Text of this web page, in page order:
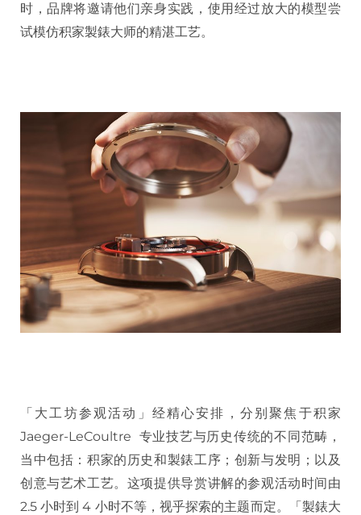
时，品牌将邀请他们亲身实践，使用经过放大的模型尝
试模仿积家製錶大师的精湛工艺。
「大工坊参观活动」经精心安排，分别聚焦于积家
Jaeger-LeCoultre 专业技艺与历史传统的不同范畴，
当中包括：积家的历史和製錶工序；创新与发明；以及
创意与艺术工艺。这项提供导赏讲解的参观活动时间由
2.5 小时到 4 小时不等，视乎探索的主题而定。「製錶大